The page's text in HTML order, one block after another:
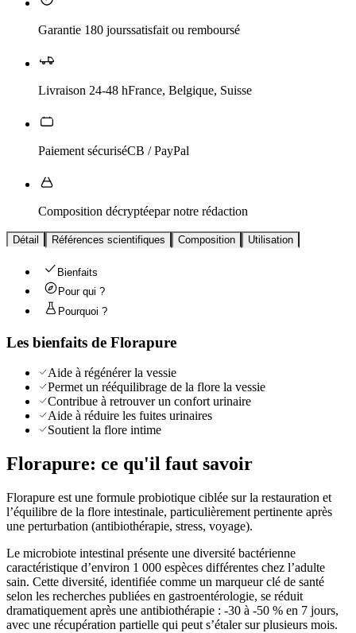
Garantie 180 jourssatisfait ou remboursé
Livraison 24-48 hFrance, Belgique, Suisse
Paiement sécuriséCB / PayPal
Composition décryptéepar notre rédaction
Détail Références scientifiques Composition Utilisation
Bienfaits
Pour qui ?
Pourquoi ?
Les bienfaits de Florapure
Aide à régénérer la vessie
Permet un rééquilibrage de la flore la vessie
Contribue à retrouver un confort urinaire
Aide à réduire les fuites urinaires
Soutient la flore intime
Florapure: ce qu'il faut savoir
Florapure est une formule probiotique ciblée sur la restauration et
l’équilibre de la flore intestinale, particulièrement pertinente après
une perturbation (antibiothérapie, stress, voyage).
Le microbiote intestinal présente une diversité bactérienne
caractéristique d’environ 1 000 espèces différentes chez l’adulte
sain. Cette diversité, identifiée comme un marqueur clé de santé
selon les recherches publiées en gastroentérologie, se réduit
dramatiquement après une antibiothérapie : -30 à -50 % en 7 jours,
avec une récupération partielle qui peut s’étaler sur plusieurs mois.